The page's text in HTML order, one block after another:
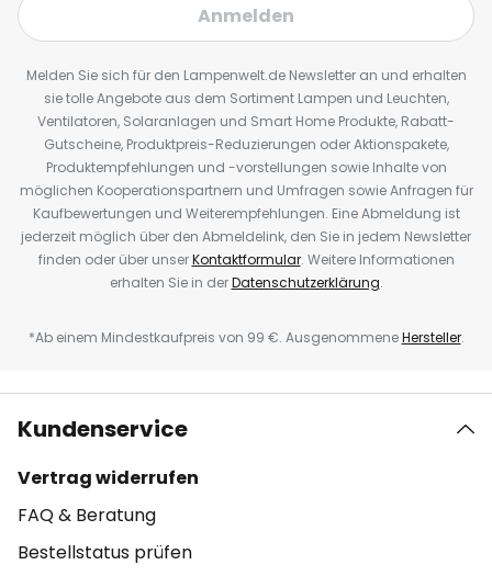
Anmelden
Melden Sie sich für den Lampenwelt.de Newsletter an und erhalten
sie tolle Angebote aus dem Sortiment Lampen und Leuchten,
Ventilatoren, Solaranlagen und Smart Home Produkte, Rabatt-
Gutscheine, Produktpreis-Reduzierungen oder Aktionspakete,
Produktempfehlungen und -vorstellungen sowie Inhalte von
möglichen Kooperationspartnern und Umfragen sowie Anfragen für
Kaufbewertungen und Weiterempfehlungen. Eine Abmeldung ist
jederzeit möglich über den Abmeldelink, den Sie in jedem Newsletter
finden oder über unserKontaktformular. Weitere Informationen
erhalten Sie in derDatenschutzerklärung.
*Ab einem Mindestkaufpreis von 99 €. AusgenommeneHersteller.
Kundenservice
Vertrag widerrufen
FAQ & Beratung
Bestellstatus prüfen